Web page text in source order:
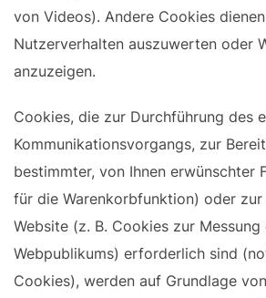
von Videos). Andere Cookies
Nutzerverhalten auszuwerten oder
anzuzeigen.
Cookies, die zur Durchführung des
Kommunikationsvorgangs, zur
bestimmter, von Ihnen erwünschter
für die Warenkorbfunktion) oder
Website (z. B. Cookies zur Messung
Webpublikums) erforderlich sind
Cookies), werden auf Grundlage